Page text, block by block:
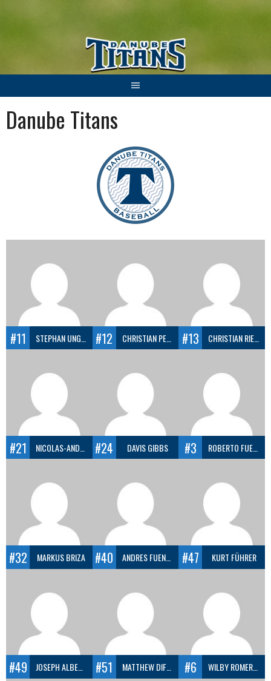
Danube Titans
#11 STEPHAN UNGER #12 CHRISTIAN PERNUSCH #13 CHRISTIAN RIEDL
#21 NICOLAS-ANDRES PENA-HUERTAS #24 DAVIS GIBBS #3 ROBERTO FUENTEALBA
#32 MARKUS BRIZA #40 ANDRES FUENTEALBA #47 KURT FÜHRER
#49 JOSEPH ALBERT BAILEY #51 MATTHEW DIFRANCO #6 WILBY ROMERO ALVAREZ